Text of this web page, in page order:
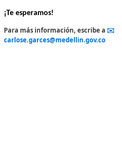
¡Te esperamos!
Para más información, escribe a ✉️
carlose.garces@medellin.gov.co